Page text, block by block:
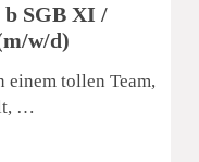
b SGB XI /
w/d)
einem tollen Team,
…